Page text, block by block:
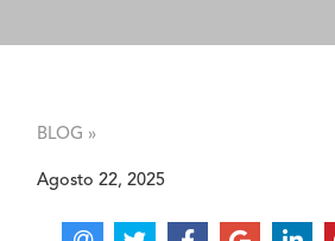
BLOG »
Agosto 22, 2025